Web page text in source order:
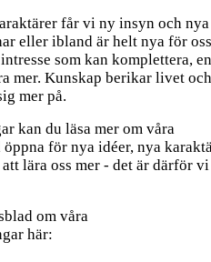
får vi ny insyn och
eller ibland är helt nya för
som kan komplettera,
mer. Kunskap berikar livet
mer på.
kan du läsa mer om våra
för nya idéer, nya
lära oss mer - det är därför
om våra
här: